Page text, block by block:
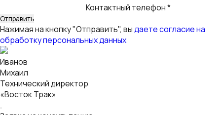
Технический директор
«Восток Трак»
Заявка на консультацию
Оставьте свой телефон, и мы свяжемся с Вами через
несколько минут
Контактный телефон *
Нажимая на кнопку "Отправить", вы
обработку персональных данных